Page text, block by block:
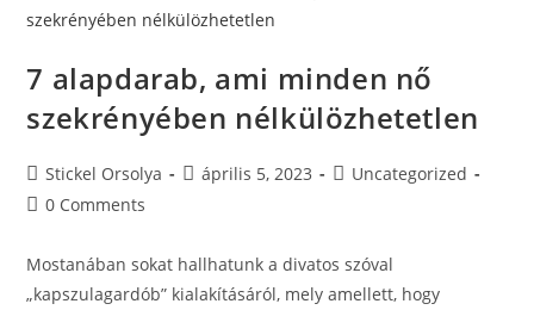
7 alapdarab, ami minden nő
szekrényében nélkülözhetetlen
Stickel Orsolya április 5, 2023
Uncategorized
0 Comments
Mostanában sokat hallhatunk a divatos szóval
„kapszulagardób” kialakításáról, mely amellett, hogy